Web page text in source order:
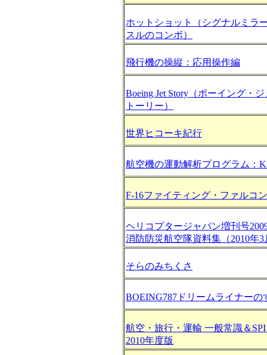
ホットショット（シグナルミラ
スルのコンボ）
飛行機の操縦：応用操作編
Boeing Jet Story（ボーイング・
トーリー）
世界ヒコーキ紀行
航空機の運動解析プログラム：
F-16ファイティング・ファルコン
ヘリコプタージャパン増刊号
消防防災航空隊資料集（2010年3
そらのみちくさ
BOEING787ドリームライナーの
航空・旅行・運輸 一般常識＆
2010年度版